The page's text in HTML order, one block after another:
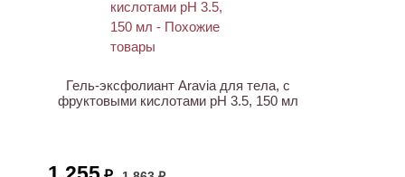
Гель-эксфолиант Aravia для тела, с
фруктовыми кислотами pH 3.5, 150 мл